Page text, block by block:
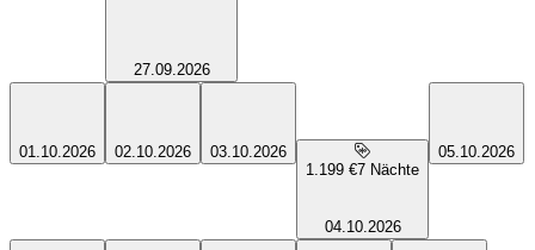
27.09.2026
01.10.2026 02.10.2026
03.10.2026
1.199 €7 Nächte
04.10.2026
05.10.2026